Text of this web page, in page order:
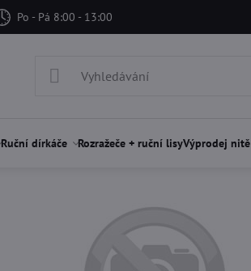
Po - Pá 8:00 - 13:00
Ruční dírkáče Rozražeče + ruční lisyVýprodej nitě